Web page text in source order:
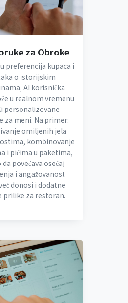
za Obroke
preferencija kupaca i
o istorijskim
AI korisnička
u realnom vremenu
personalizovane
za meni. Na primer:
omiljenih jela
kombinovanje
i pićima u paketima,
da povećava osećaj
i angažovanost
donosi i dodatne
prilike za restoran.